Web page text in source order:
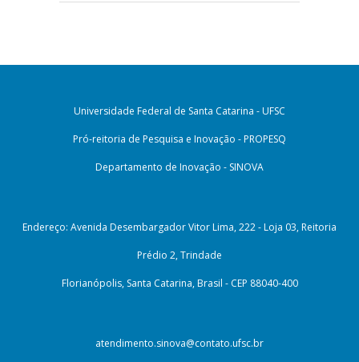
Universidade Federal de Santa Catarina - UFSC
Pró-reitoria de Pesquisa e Inovação - PROPESQ
Departamento de Inovação - SINOVA
Endereço: Avenida Desembargador Vitor Lima, 222 - Loja 03, Reitoria
Prédio 2, Trindade
Florianópolis, Santa Catarina, Brasil - CEP 88040-400
atendimento.sinova@contato.ufsc.br